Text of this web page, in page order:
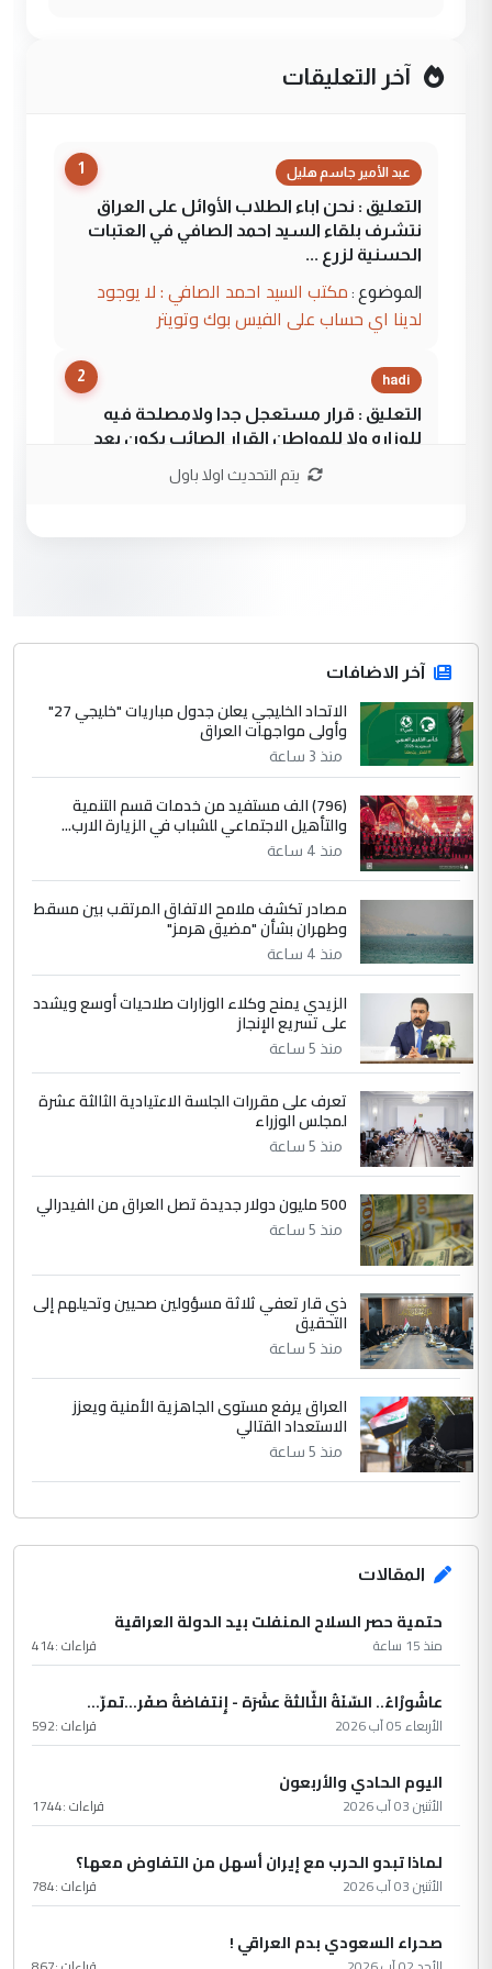
آخر التعليقات
1 عبد الأمير جاسم هليل
التعليق : نحن اباء الطلاب الأوائل على العراق
نتشرف بلقاء السيد احمد الصافي في العتبات
الحسنية لزرع ...
الموضوع : مكتب السيد احمد الصافي : لا يوجود
لدينا اي حساب على الفيس بوك وتويتر
2 hadi
التعليق : قرار مستعجل جدا ولامصلحة فيه
للوزاره ولا للمواطن القرار الصائب يكون بعد
جنسية الرافد الثالث للعراق ومن اصول عريقة
ابا فرات ...
الموضوع :
الجواهري يرد على صدام حسين سل
مضجعيك يابن الزنا (نص كامل)
سردار
التعليق : واحد من عصابة علي ماما يسقط
جنسية الرافد الثالث للعراق ومن اصول عريقة
ابا فرات ...
الجواهري يرد على صدام حسين سل
مضجعيك يابن الزنا (نص كامل)
5 حيدر عاشور
التعليق : تحياتي لك استاذ حامدتركان. كلام
دقيق ومسؤول؛ فالاستثمار الحقيقي للإنسان
الموضوع :
بين الإهمال واغتصاب الأرض.. بلاد
الرافدين تعاني الجفاف والتصحر!!
يتم التحديث اولا باول
آخر الاضافات
الاتحاد الخليجي يعلن جدول مباريات "خليجي 27"
وأولى مواجهات العراق
منذ 3 ساعة
(796) الف مستفيد من خدمات قسم التنمية
والتأهيل الاجتماعي للشباب في الزيارة الارب...
منذ 4 ساعة
مصادر تكشف ملامح الاتفاق المرتقب بين مسقط
وطهران بشأن "مضيق هرمز"
منذ 4 ساعة
الزيدي يمنح وكلاء الوزارات صلاحيات أوسع ويشدد
على تسريع الإنجاز
منذ 5 ساعة
تعرف على مقررات الجلسة الاعتيادية الثالثة عشرة
لمجلس الوزراء
منذ 5 ساعة
500 مليون دولار جديدة تصل العراق من الفيدرالي
منذ 5 ساعة
ذي قار تعفي ثلاثة مسؤولين صحيين وتحيلهم إلى
التحقيق
منذ 5 ساعة
العراق يرفع مستوى الجاهزية الأمنية ويعزز
الاستعداد القتالي
منذ 5 ساعة
المقالات
حتمية حصر السلاح المنفلت بيد الدولة العراقية
منذ 15 ساعة قراءات :414
عاشُورْاءُ.. السّنَةُ الثّالثةَ عشَرَة - إِنتفاضةُ صفَر…تمرّ...
الأربعاء 05 آب 2026 قراءات :592
اليوم الحادي والأربعون
الأثنين 03 آب 2026 قراءات :1744
لماذا تبدو الحرب مع إيران أسهل من التفاوض معها؟
الأثنين 03 آب 2026 قراءات :784
صحراء السعودي بدم العراقي !